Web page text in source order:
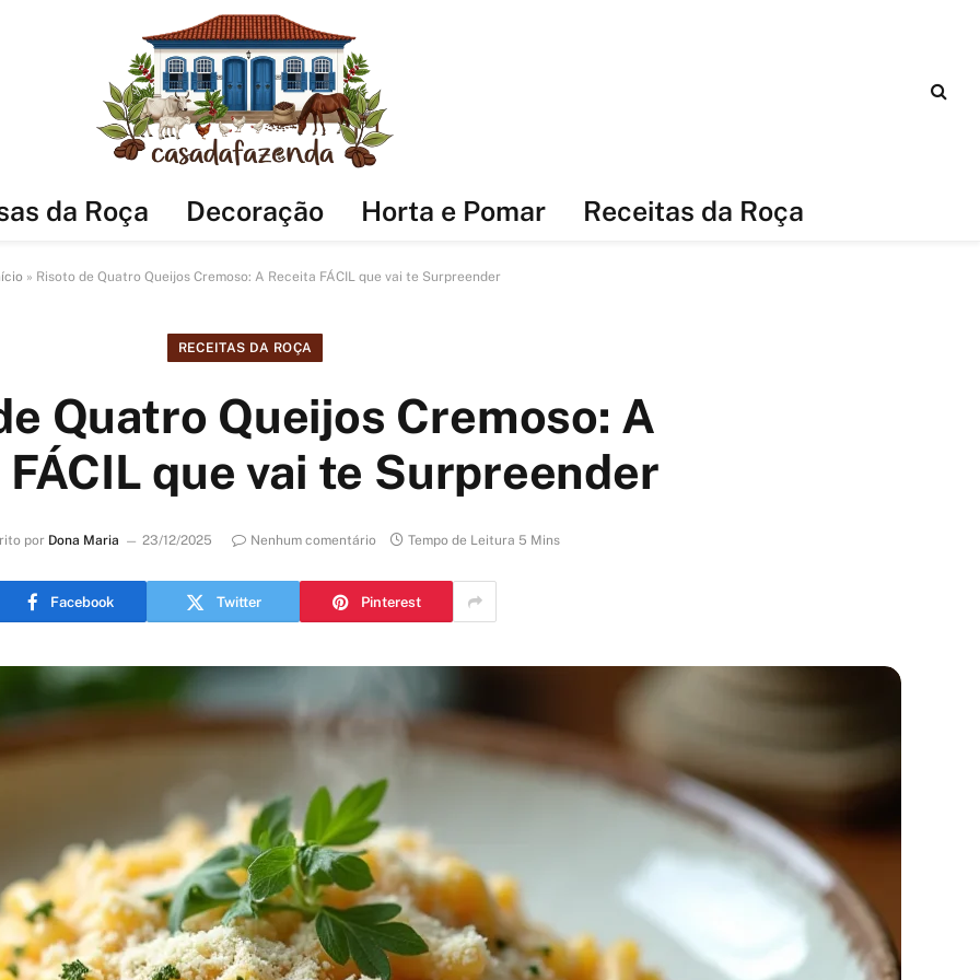
da Roça Decoração Horta e Pomar Receitas da Roça
» Risoto de Quatro Queijos Cremoso: A Receita FÁCIL que vai te Surpreender
RECEITAS DA ROÇA
Quatro Queijos Cremoso: A
que vai te Surpreender
por Dona Maria 23/12/2025 Nenhum comentário Tempo de Leitura 5 Mins
Facebook Twitter Pinterest